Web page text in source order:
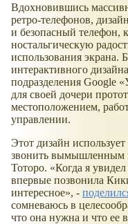
Вдохновившись
ретро-телефонов,
и безопасный телефон,
ностальгическую
использования экрана.
интерактивного
подразделения Google
для своей дочери
местоположением,
управлении.
Этот дизайн
звонить вымышленным
Тоторо.
Когда я
впервые позвонила
интересное , -
сомневаюсь в
что она нужна и что ее